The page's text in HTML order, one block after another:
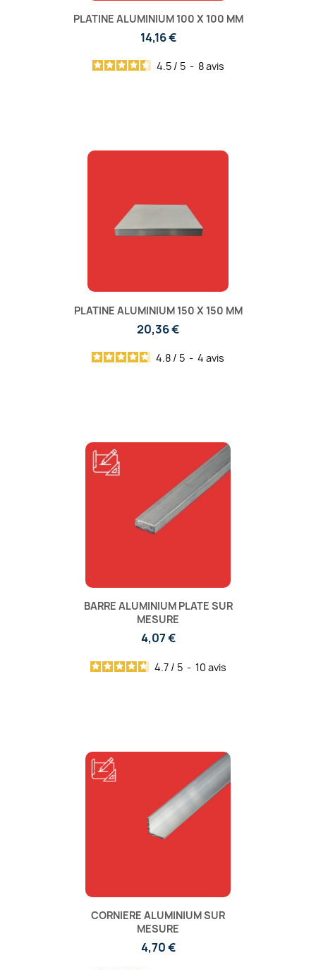
PLATINE ALUMINIUM 100 X 100 MM
14,16 €
4.5 / 5 - 8avis
PLATINE ALUMINIUM 150 X 150 MM
20,36 €
4.8 / 5 - 4 avis
BARRE ALUMINIUM PLATE SUR
MESURE
4,07 €
4.7 / 5 - 10 avis
CORNIERE ALUMINIUM SUR
MESURE
4,70 €